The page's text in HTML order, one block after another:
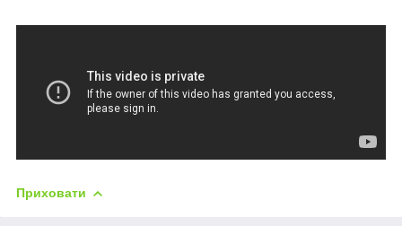
Приховати